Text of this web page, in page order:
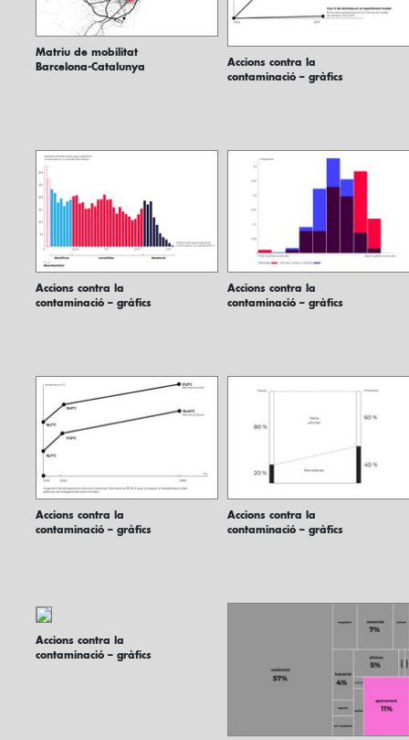
Matriu de mobilitat
Barcelona-Catalunya
Accions contra la
contaminació – gràfics
Accions contra la
contaminació – gràfics
Accions contra la
contaminació – gràfics
Accions contra la
contaminació – gràfics
Accions contra la
contaminació – gràfics
Accions contra la
contaminació – gràfics